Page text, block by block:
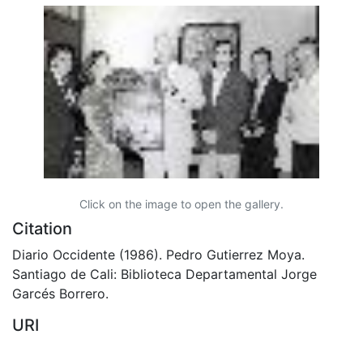
Click on the image to open the gallery.
Citation
Diario Occidente (1986). Pedro Gutierrez Moya.
Santiago de Cali: Biblioteca Departamental Jorge
Garcés Borrero.
URI